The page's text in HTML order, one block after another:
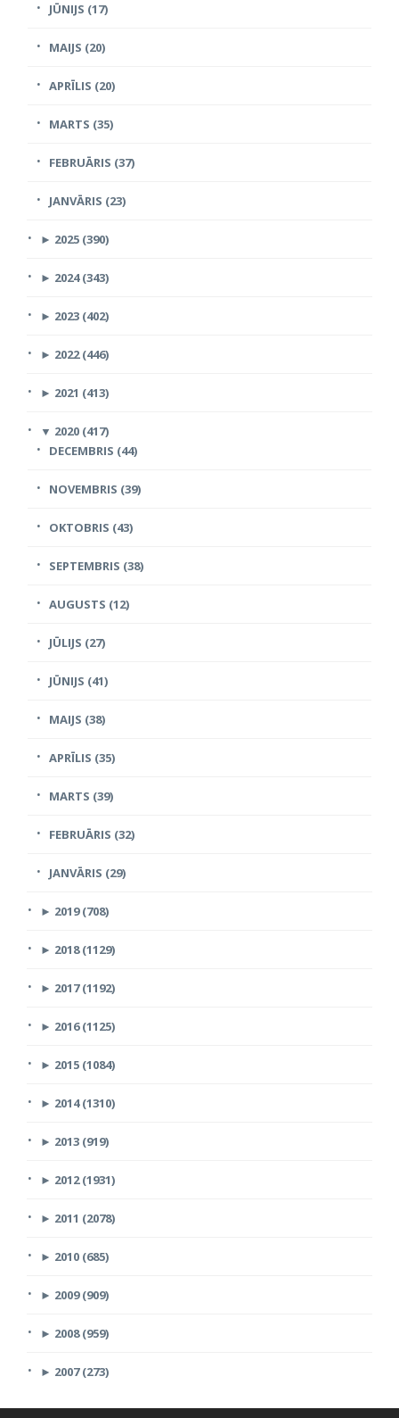
JŪNIJS (17)
MAIJS (20)
APRĪLIS (20)
MARTS (35)
FEBRUĀRIS (37)
JANVĀRIS (23)
► 2025 (390)
► 2024 (343)
► 2023 (402)
► 2022 (446)
► 2021 (413)
▼ 2020 (417)
DECEMBRIS (44)
NOVEMBRIS (39)
OKTOBRIS (43)
SEPTEMBRIS (38)
AUGUSTS (12)
JŪLIJS (27)
JŪNIJS (41)
MAIJS (38)
APRĪLIS (35)
MARTS (39)
FEBRUĀRIS (32)
JANVĀRIS (29)
► 2019 (708)
► 2018 (1129)
► 2017 (1192)
► 2016 (1125)
► 2015 (1084)
► 2014 (1310)
► 2013 (919)
► 2012 (1931)
► 2011 (2078)
► 2010 (685)
► 2009 (909)
► 2008 (959)
► 2007 (273)